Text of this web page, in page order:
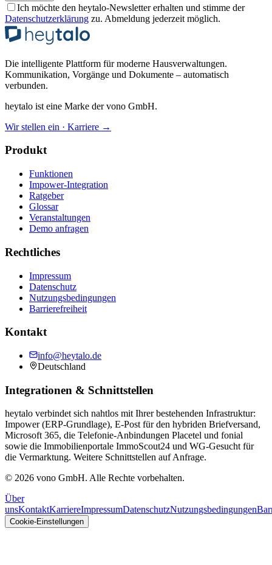
Ich möchte den heytalo-Newsletter erhalten und stimme der
Datenschutzerklärung zu. Abmeldung jederzeit möglich.
Die intelligente Plattform für moderne Hausverwaltungen.
Kommunikation, Vorgänge und Dokumente – automatisch
verbunden.
heytalo ist eine Marke der vono GmbH.
Wir stellen ein · Karriere →
Produkt
Funktionen
Impower-Integration
Ratgeber
Glossar
Veranstaltungen
Demo anfragen
Rechtliches
Impressum
Datenschutz
Nutzungsbedingungen
Barrierefreiheit
Kontakt
info@heytalo.de
Deutschland
Integrationen & Schnittstellen
heytalo verbindet sich nahtlos mit Ihrer bestehenden Infrastruktur:
Impower (ERP-Grundlage), E-Post für den hybriden Briefversand,
Microsoft 365, die Telefonie-Anbindungen Placetel und fonial
sowie die Immobilienportale ImmoScout24 und WG-Gesucht für
die Vermarktung. Weitere Schnittstellen auf Anfrage.
© 2026 vono GmbH. Alle Rechte vorbehalten.
Über
unsKontaktKarriereImpressumDatenschutzNutzungsbedingungen
Cookie-Einstellungen